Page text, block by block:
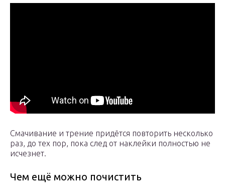
Смачивание и трение придётся повторить несколько
раз, до тех пор, пока след от наклейки полностью не
исчезнет.
Чем ещё можно почистить